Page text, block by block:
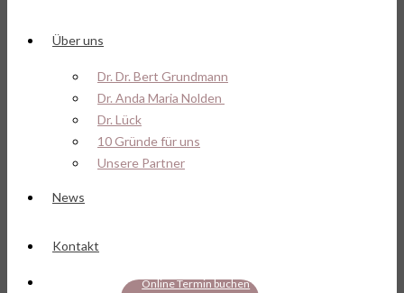
Über uns
Dr. Dr. Bert Grundmann
Dr. Anda Maria Nolden
Dr. Lück
10 Gründe für uns
Unsere Partner
News
Kontakt
Online Termin buchen